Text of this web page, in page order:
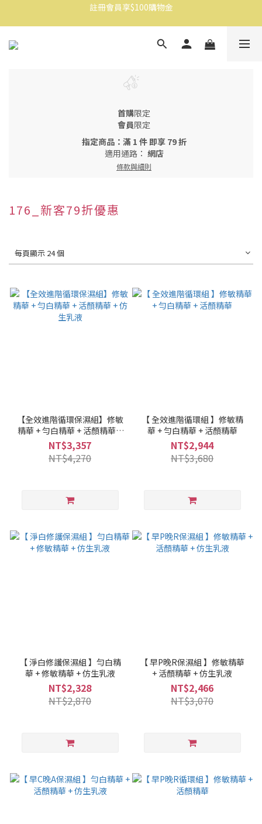
消費滿$1500免運
消費滿$1500免運
首購限定
會員限定
指定商品：滿 1 件 即享 79 折
適用通路： 網店
條款與細則
176_新客79折優惠
每頁顯示 24 個
【全效進階循環保濕組】修敏
精華 + 勻白精華 + 活顏精華 +
仿生乳液
NT$3,357
NT$4,270
【 全效進階循環組 】修敏精
華 + 勻白精華 + 活顏精華
NT$2,944
NT$3,680
【 淨白修護保濕組 】勻白精
華 + 修敏精華 + 仿生乳液
NT$2,328
NT$2,870
【 早P晚R保濕組 】修敏精華
+ 活顏精華 + 仿生乳液
NT$2,466
NT$3,070